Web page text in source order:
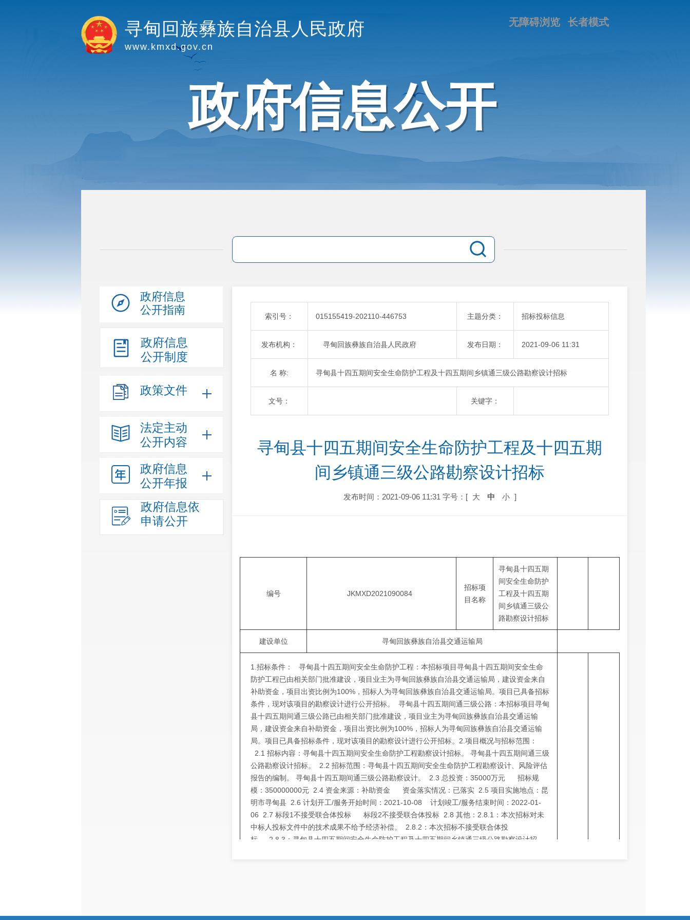
长者模式
无障碍浏览
寻甸回族彝族自治县人民政府
www.kmxd.gov.cn
政府信息公开
政府信息
公开指南
政府信息
公开制度
政策文件
法定主动
公开内容
政府信息
公开年报
政府信息依
申请公开
索引号： 015155419-202110-446753 主题分类： 招标投标信息
发布机构： 寻甸回族彝族自治县人民政府 发布日期： 2021-09-06 11:31
名 称: 寻甸县十四五期间安全生命防护工程及十四五期间乡镇通三级公路勘察设计招标
文号： 关键字：
寻甸县十四五期间安全生命防护工程及十四五期
间乡镇通三级公路勘察设计招标
发布时间：2021-09-06 11:31 字号：[ 大 中 小 ]
编号 JKMXD2021090084
招标项
目名称
寻甸县十四五期
间安全生命防护
工程及十四五期
间乡镇通三级公
路勘察设计招标
建设单位 寻甸回族彝族自治县交通运输局
1.招标条件： 寻甸县十四五期间安全生命防护工程：本招标项目寻甸县十四五期间安全生命
防护工程已由相关部门批准建设，项目业主为寻甸回族彝族自治县交通运输局，建设资金来自
补助资金，项目出资比例为100%，招标人为寻甸回族彝族自治县交通运输局。项目已具备招标
条件，现对该项目的勘察设计进行公开招标。 寻甸县十四五期间通三级公路：本招标项目寻甸
县十四五期间通三级公路已由相关部门批准建设，项目业主为寻甸回族彝族自治县交通运输
局，建设资金来自补助资金，项目出资比例为100%，招标人为寻甸回族彝族自治县交通运输
局。项目已具备招标条件，现对该项目的勘察设计进行公开招标。2.项目概况与招标范围：
2.1 招标内容：寻甸县十四五期间安全生命防护工程勘察设计招标。 寻甸县十四五期间通三级
公路勘察设计招标。 2.2 招标范围：寻甸县十四五期间安全生命防护工程勘察设计、风险评估
报告的编制。 寻甸县十四五期间通三级公路勘察设计。 2.3 总投资：35000万元 招标规
模：350000000元 2.4 资金来源：补助资金 资金落实情况：已落实 2.5 项目实施地点：昆
明市寻甸县 2.6 计划开工/服务开始时间：2021-10-08 计划竣工/服务结束时间：2022-01-
06 2.7 标段1不接受联合体投标 标段2不接受联合体投标 2.8 其他：2.8.1：本次招标对未
中标人投标文件中的技术成果不给予经济补偿。 2.8.2：本次招标不接受联合体投
标。 2.8.3：寻甸县十四五期间安全生命防护工程及十四五期间乡镇通三级公路勘察设计招